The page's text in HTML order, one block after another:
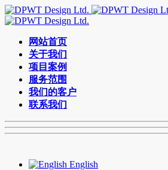
网站首页
关于我们
项目案例
服务范围
我们的客户
联系我们
English